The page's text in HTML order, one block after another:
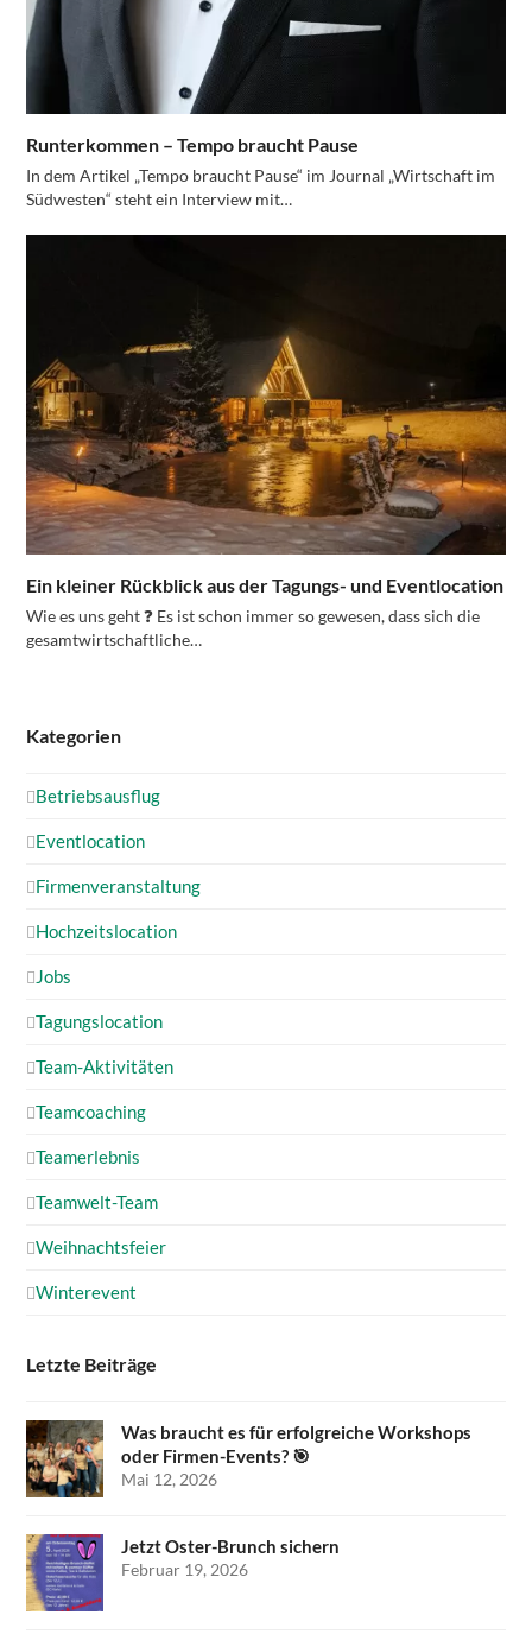
Runterkommen – Tempo braucht Pause
In dem Artikel „Tempo braucht Pause“ im Journal „Wirtschaft im
Südwesten“ steht ein Interview mit…
Ein kleiner Rückblick aus der Tagungs- und Eventlocation
Wie es uns geht ❓ Es ist schon immer so gewesen, dass sich die
gesamtwirtschaftliche…
Kategorien
Betriebsausflug
Eventlocation
Firmenveranstaltung
Hochzeitslocation
Jobs
Tagungslocation
Team-Aktivitäten
Teamcoaching
Teamerlebnis
Teamwelt-Team
Weihnachtsfeier
Winterevent
Letzte Beiträge
Was braucht es für erfolgreiche Workshops
oder Firmen-Events? 🎯
Mai 12, 2026
Jetzt Oster-Brunch sichern
Februar 19, 2026